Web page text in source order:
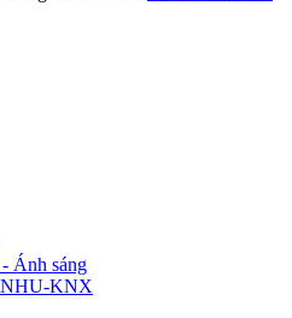
Ánh sáng
KNX